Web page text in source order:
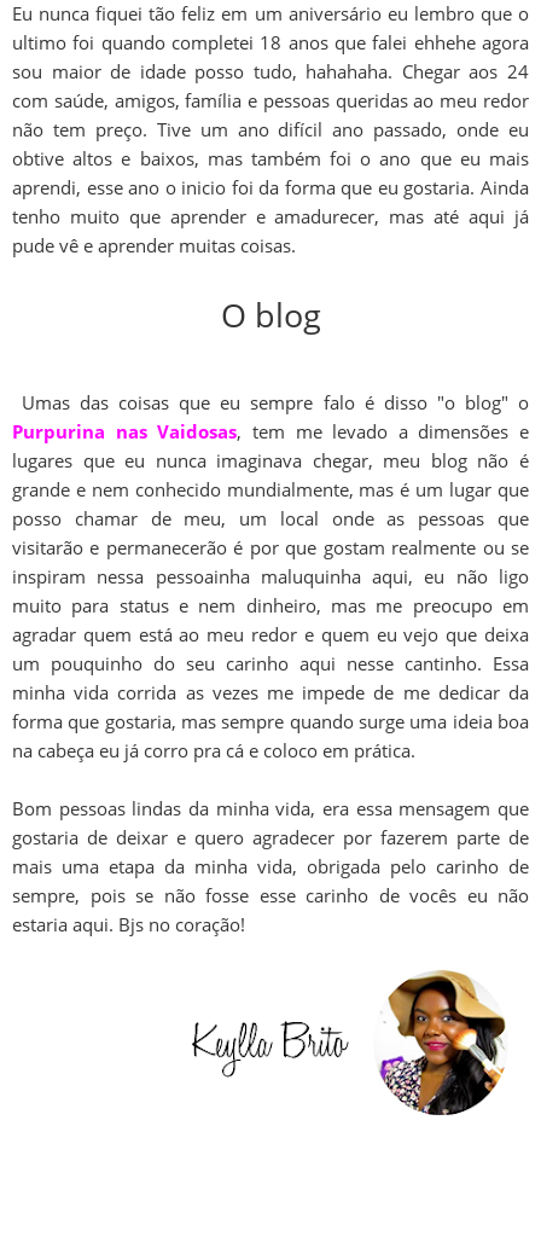
Eu nunca fiquei tão feliz em um aniversário eu lembro que o
ultimo foi quando completei 18 anos que falei ehhehe agora
sou maior de idade posso tudo, hahahaha. Chegar aos 24
com saúde, amigos, família e pessoas queridas ao meu redor
não tem preço. Tive um ano difícil ano passado, onde eu
obtive altos e baixos, mas também foi o ano que eu mais
aprendi, esse ano o inicio foi da forma que eu gostaria. Ainda
tenho muito que aprender e amadurecer, mas até aqui já
pude vê e aprender muitas coisas.
O blog
Umas das coisas que eu sempre falo é disso "o blog" o
Purpurina nas Vaidosas, tem me levado a dimensões e
lugares que eu nunca imaginava chegar, meu blog não é
grande e nem conhecido mundialmente, mas é um lugar que
posso chamar de meu, um local onde as pessoas que
visitarão e permanecerão é por que gostam realmente ou se
inspiram nessa pessoainha maluquinha aqui, eu não ligo
muito para status e nem dinheiro, mas me preocupo em
agradar quem está ao meu redor e quem eu vejo que deixa
um pouquinho do seu carinho aqui nesse cantinho. Essa
minha vida corrida as vezes me impede de me dedicar da
forma que gostaria, mas sempre quando surge uma ideia boa
na cabeça eu já corro pra cá e coloco em prática.
Bom pessoas lindas da minha vida, era essa mensagem que
gostaria de deixar e quero agradecer por fazerem parte de
mais uma etapa da minha vida, obrigada pelo carinho de
sempre, pois se não fosse esse carinho de vocês eu não
estaria aqui. Bjs no coração!